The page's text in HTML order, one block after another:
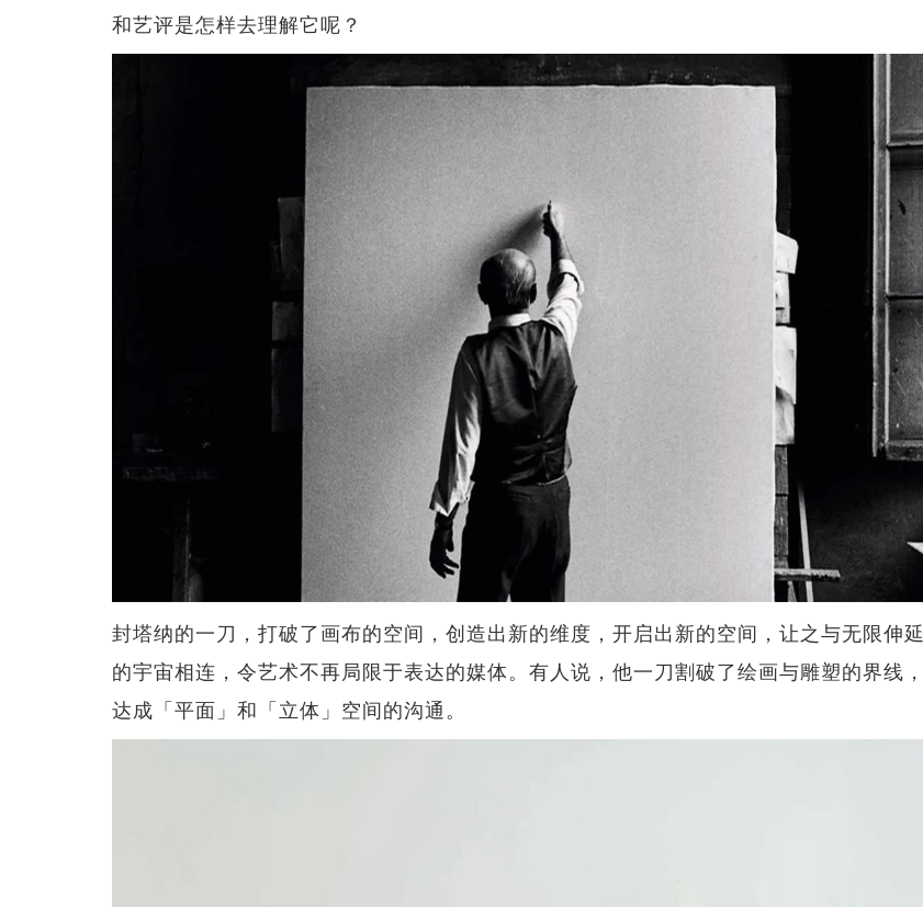
和艺评是怎样去理解它呢？
封塔纳的一刀，打破了画布的空间，创造出新的维度，开启出新的空间，让之与无限伸延
的宇宙相连，令艺术不再局限于表达的媒体。有人说，他一刀割破了绘画与雕塑的界线，
达成「平面」和「立体」空间的沟通。